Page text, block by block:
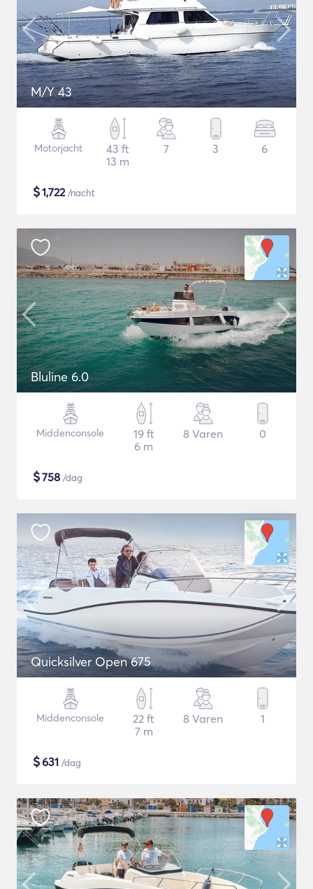
M/Y 43
Motorjacht
43 ft
13 m
7 3 6
$1,722/nacht
Bluline 6.0
Middenconsole
19 ft
6 m
8 Varen 0
$758 /dag
Quicksilver Open 675
Middenconsole
22 ft
7 m
8 Varen 1
$631 /dag